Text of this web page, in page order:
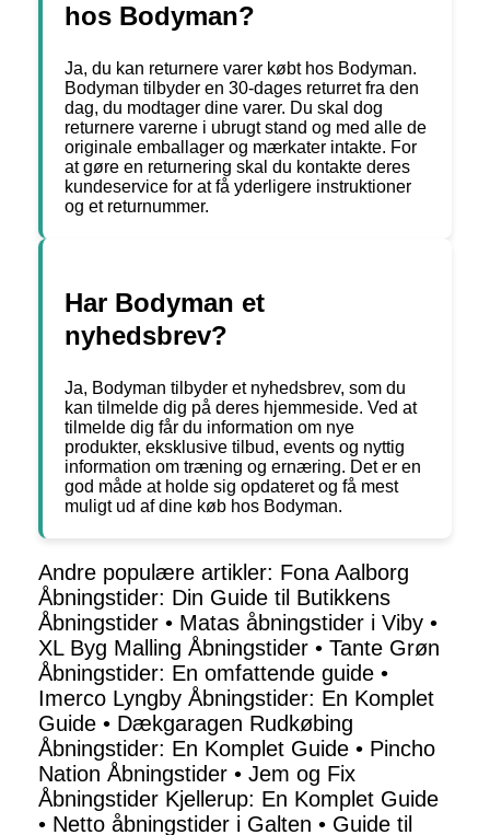
hos Bodyman?
Ja, du kan returnere varer købt hos Bodyman.
Bodyman tilbyder en 30-dages returret fra den
dag, du modtager dine varer. Du skal dog
returnere varerne i ubrugt stand og med alle de
originale emballager og mærkater intakte. For
at gøre en returnering skal du kontakte deres
kundeservice for at få yderligere instruktioner
og et returnummer.
Har Bodyman et
nyhedsbrev?
Ja, Bodyman tilbyder et nyhedsbrev, som du
kan tilmelde dig på deres hjemmeside. Ved at
tilmelde dig får du information om nye
produkter, eksklusive tilbud, events og nyttig
information om træning og ernæring. Det er en
god måde at holde sig opdateret og få mest
muligt ud af dine køb hos Bodyman.
Andre populære artikler: Fona Aalborg
Åbningstider: Din Guide til Butikkens
Åbningstider • Matas åbningstider i Viby •
XL Byg Malling Åbningstider • Tante Grøn
Åbningstider: En omfattende guide •
Imerco Lyngby Åbningstider: En Komplet
Guide • Dækgaragen Rudkøbing
Åbningstider: En Komplet Guide • Pincho
Nation Åbningstider • Jem og Fix
Åbningstider Kjellerup: En Komplet Guide
• Netto åbningstider i Galten • Guide til